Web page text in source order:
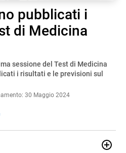
pubblicati i
di Medicina
sessione del Test di Medicina
i risultati e le previsioni sul
30 Maggio 2024